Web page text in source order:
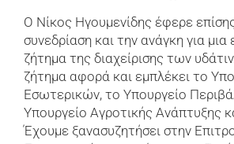
Ο Νίκος Ηγουμενίδης έφερε
συνεδρίαση και την ανάγκη για μια
ζήτημα της διαχείρισης των
ζήτημα αφορά και εμπλέκει το
Εσωτερικών, το Υπουργείο
Υπουργείο Αγροτικής Ανάπτυξης
Έχουμε ξανασυζητήσει στην